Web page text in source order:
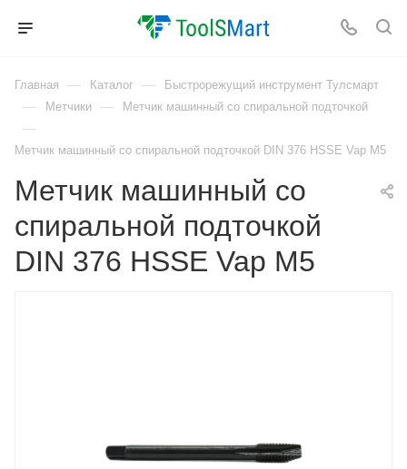
Главная — Каталог — Быстрорежущий инструмент Тулсмарт
— Метчики — Метчик машинный со спиральной подточкой
—
Метчик машинный со спиральной подточкой DIN 376 HSSE Vap M5
Метчик машинный со
спиральной подточкой
DIN 376 HSSE Vap M5